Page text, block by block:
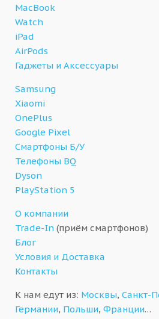
MacBook
Watch
iPad
AirPods
Гаджеты и Аксессуары
Samsung
Xiaomi
OnePlus
Google Pixel
Смартфоны Б/У
Телефоны BQ
Dyson
PlayStation 5
О компании
Trade-In (приём смартфонов)
Блог
Условия и Доставка
Контакты
К нам едут из: Москвы, Санкт-
Германии, Польши, Франции…